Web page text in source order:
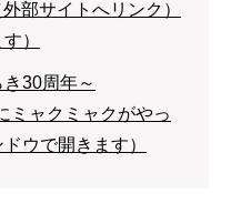
部サイトへリンク）
）
30周年～
ミャクミャクがやっ
ウで開きます）